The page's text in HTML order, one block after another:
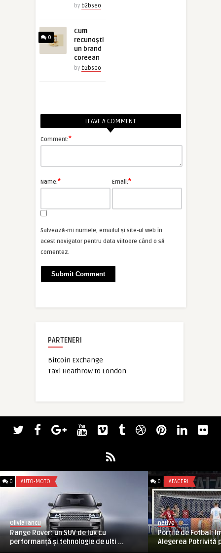
by b2bseo
0
Cum
recunoști
un brand
coreean
by b2bseo
LEAVE A COMMENT
Comment:*
Name:* Email:*
Salvează-mi numele, emailul și site-ul web în
acest navigator pentru data viitoare când o să
comentez.
PARTENERI
Bitcoin Exchange
Taxi Heathrow to London
0 AUTO-MOTO
Olivia Iancu
Range Rover: un SUV de lux cu
performanță și tehnologie de ulti ...
0 AFACERI
native
Porțile de Fotbal:
Alegerea Potrivită